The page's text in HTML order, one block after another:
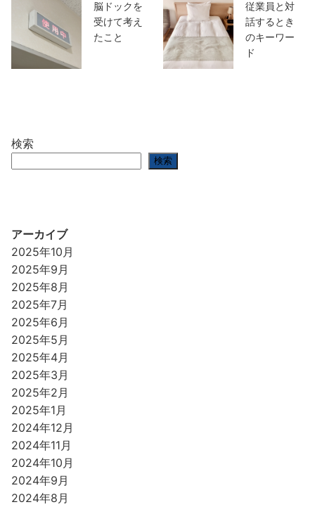
脳ドックを
受けて考え
たこと
従業員と対
話するとき
のキーワー
ド
検索
検索
アーカイブ
2025年10月
2025年9月
2025年8月
2025年7月
2025年6月
2025年5月
2025年4月
2025年3月
2025年2月
2025年1月
2024年12月
2024年11月
2024年10月
2024年9月
2024年8月